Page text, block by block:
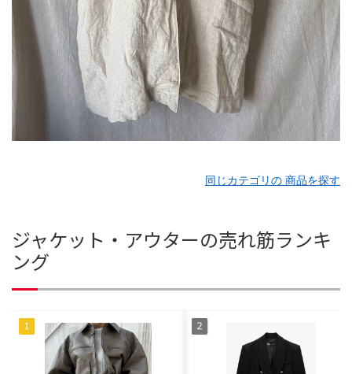
同じカテゴリの 商品を探す
ジャケット・アウターの売れ筋ランキ
ング